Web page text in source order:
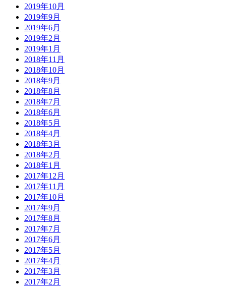
2019年10月
2019年9月
2019年6月
2019年2月
2019年1月
2018年11月
2018年10月
2018年9月
2018年8月
2018年7月
2018年6月
2018年5月
2018年4月
2018年3月
2018年2月
2018年1月
2017年12月
2017年11月
2017年10月
2017年9月
2017年8月
2017年7月
2017年6月
2017年5月
2017年4月
2017年3月
2017年2月